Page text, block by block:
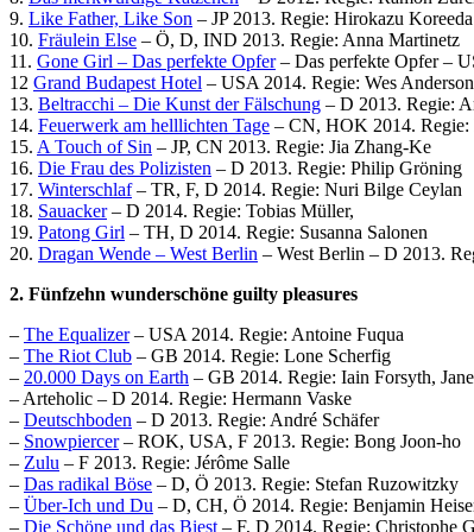
9. Like Father, Like Son – JP 2013. Regie: Hirokazu Koreeda
10. Fräulein Else – Ö, D, IND 2013. Regie: Anna Martinetz
11. Gone Girl – Das perfekte Opfer– Das perfekte Opfer –
12 Grand Budapest Hotel – USA 2014. Regie: Wes Anderson
13. Belt­racchi – Die Kunst der Fälschung – D 2013. Regie:
14. Feuerwerk am hell­lichten Tage – CN, HOK 2014. Regie:
15. A Touch of Sin – JP, CN 2013. Regie: Jia Zhang-Ke
16. Die Frau des Poli­zisten – D 2013. Regie: Philip Gröning
17. Winter­schlaf– TR, F, D 2014. Regie: Nuri Bilge Ceylan
18. Sauacker– D 2014. Regie: Tobias Müller,
19. Patong Girl – TH, D 2014. Regie: Susanna Salonen
20. Dragan Wende – West Berlin – West Berlin – D 2013.
2. Fünfzehn wunder­schöne guilty pleasures
– The Equalizer– USA 2014. Regie: Antoine Fuqua
– The Riot Club – GB 2014. Regie: Lone Scherfig
– 20.000 Days on Earth – GB 2014. Regie: Iain Forsyth,
– Arteholic – D 2014. Regie: Hermann Vaske
– Deutsch­boden – D 2013. Regie: André Schäfer
– Snow­piercer– ROK, USA, F 2013. Regie: Bong Joon-ho
– Zulu – F 2013. Regie: Jérôme Salle
– Das radikal Böse – D, Ö 2013. Regie: Stefan Ruzowitzky
– Über-Ich und Du – D, CH, Ö 2014. Regie: Benjamin
– Die Schöne und das Biest – F, D 2014. Regie: Christophe